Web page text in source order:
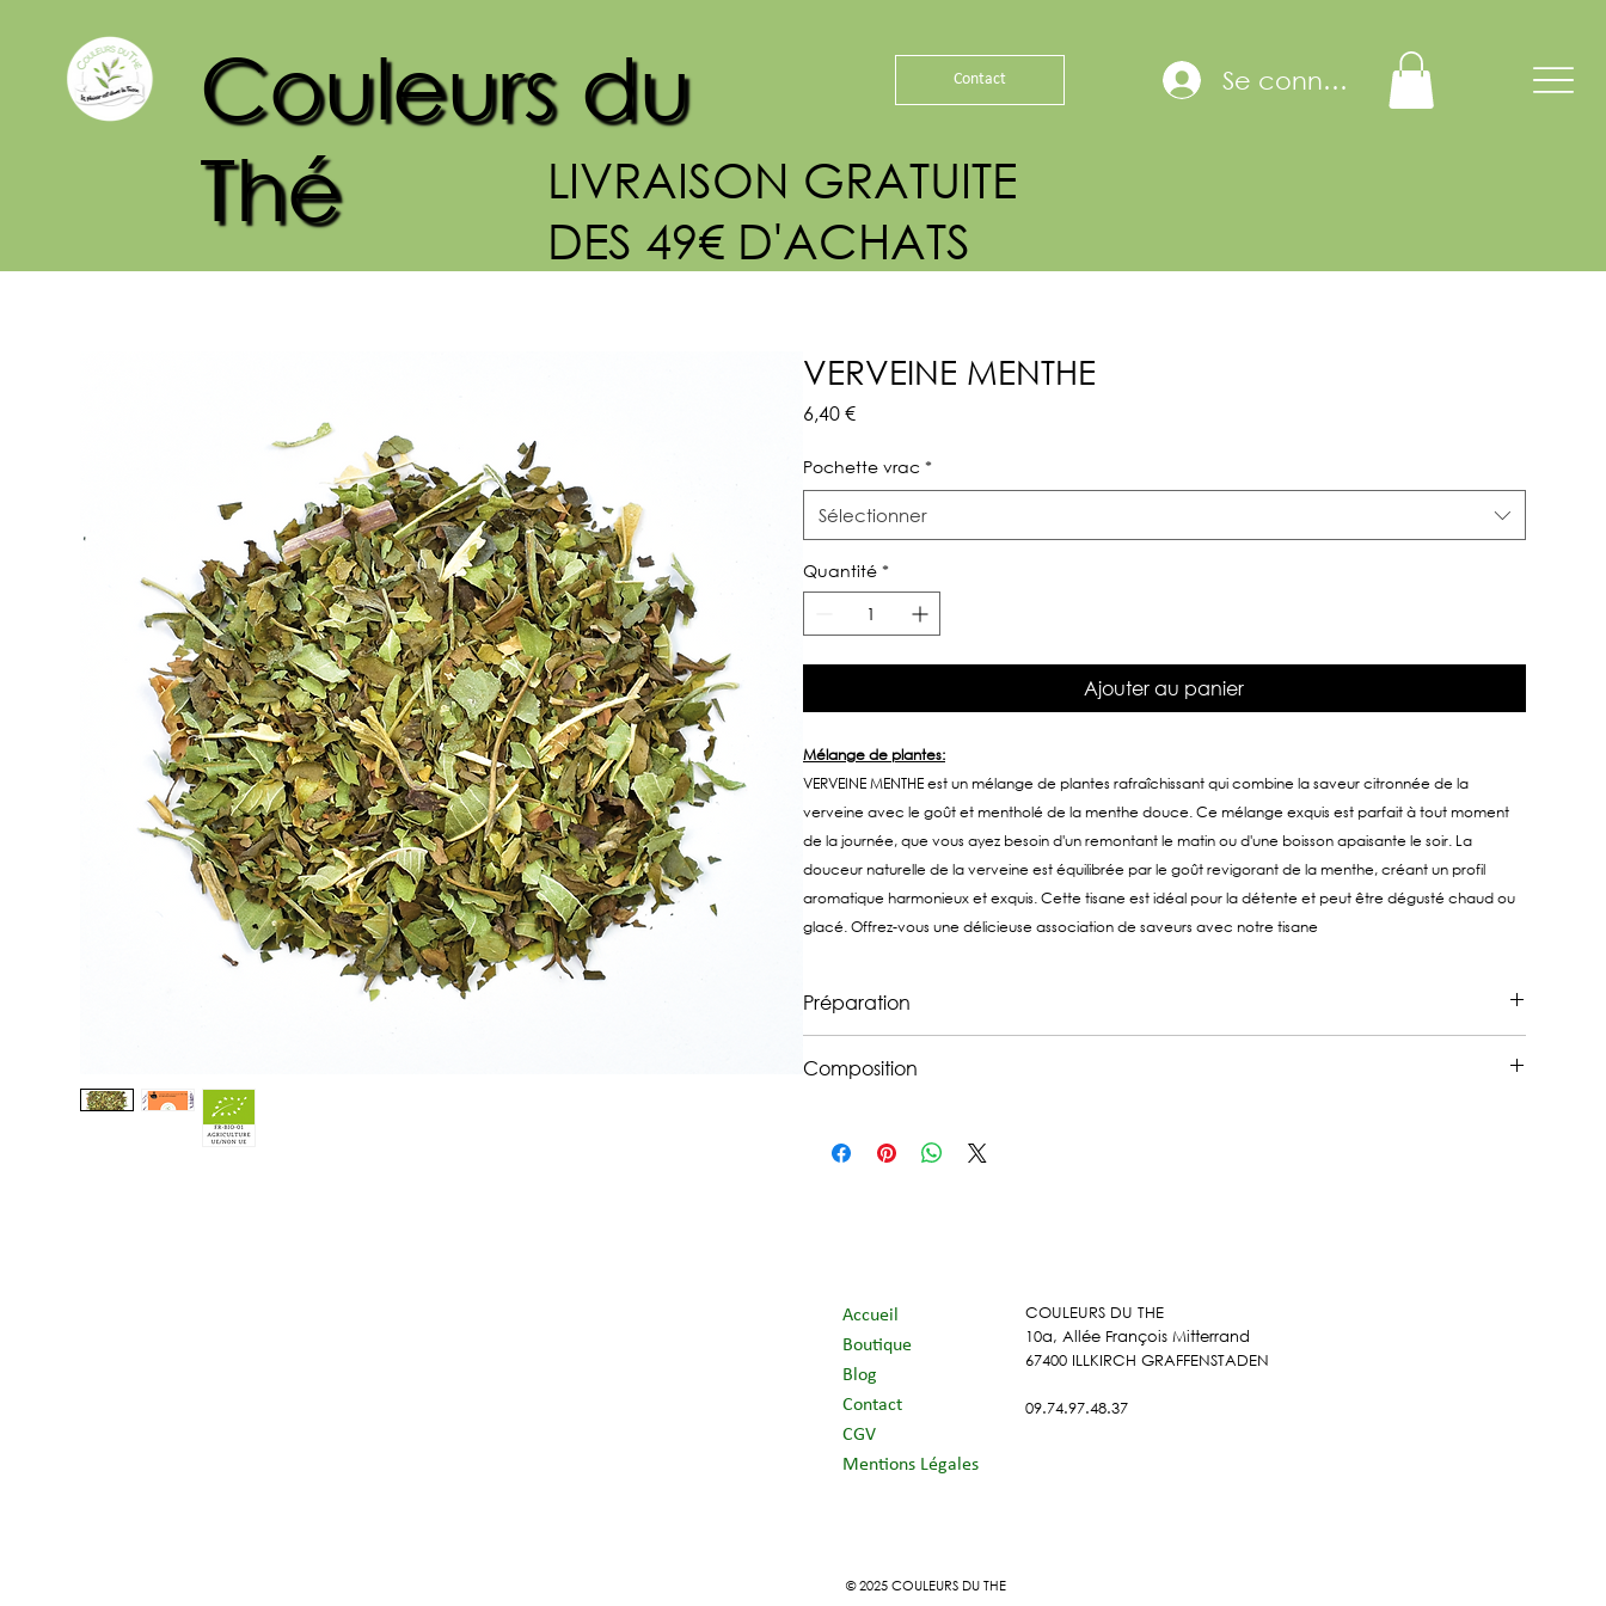
Couleurs du
Thé
LIVRAISON GRATUITE
DES 49€ D'ACHATS
Contact Se connecter
VERVEINE MENTHE
6,40 €Prix
Pochette vrac *
Sélectionner
Quantité *
Ajouter au panier
Mélange de plantes:
VERVEINE MENTHE est un mélange de plantes rafraîchissant qui combine la saveur citronnée de la
verveine avec le goût et mentholé de la menthe douce. Ce mélange exquis est parfait à tout moment
de la journée, que vous ayez besoin d'un remontant le matin ou d'une boisson apaisante le soir. La
douceur naturelle de la verveine est équilibrée par le goût revigorant de la menthe, créant un profil
aromatique harmonieux et exquis. Cette tisane est idéal pour la détente et peut être dégusté chaud ou
glacé. Offrez-vous une délicieuse association de saveurs avec notre tisane
Préparation
Composition
*Issu de l‘agriculture biologique
Accueil
Boutique
Blog
Contact
CGV
Mentions Légales
COULEURS DU THE
10a, Allée François Mitterrand
67400 ILLKIRCH GRAFFENSTADEN
09.74.97.48.37
© 2025 COULEURS DU THE